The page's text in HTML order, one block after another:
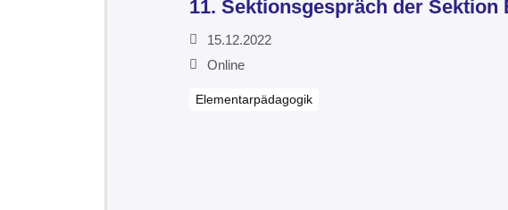
11. Sektionsgespräch der Sektion
15.12.2022
Online
Elementarpädagogik